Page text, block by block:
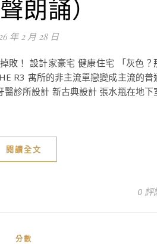
朗誦）
年 2 月 28 日
敗！ 設計家豪宅 健康住宅 「灰色？
R3 寓所的非主流單戀變成主流的普
診所設計 新古典設計 張水瓶在地下
閱讀全文
0 評
分數